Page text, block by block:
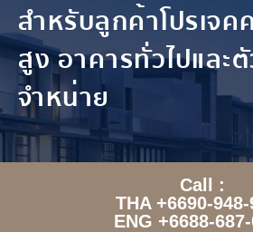
สำหรับลูกค้าโปรเจ
สูง อาคารทั่วไปและ
จำหน่าย
Call :
THA +6690-948-
ENG +6688-